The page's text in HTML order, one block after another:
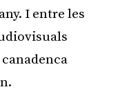
I entre les
canadenca